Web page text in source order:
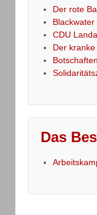
Der rote
Blackwater
CDU
Der
Botschaften
Das